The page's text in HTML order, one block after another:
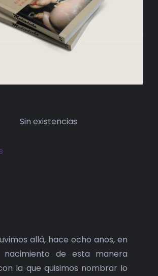
Sin existencias
allá, hace ocho años, en
nacimiento de esta manera
la que quisimos nombrar lo